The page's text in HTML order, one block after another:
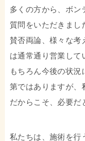
多くの方から、ボン
質問をいただきまし
賛否両論、様々な考
は通常通り営業して
もちろん今後の状況
第ではありますが、
だからこそ、必要だ
私たちは、施術を行